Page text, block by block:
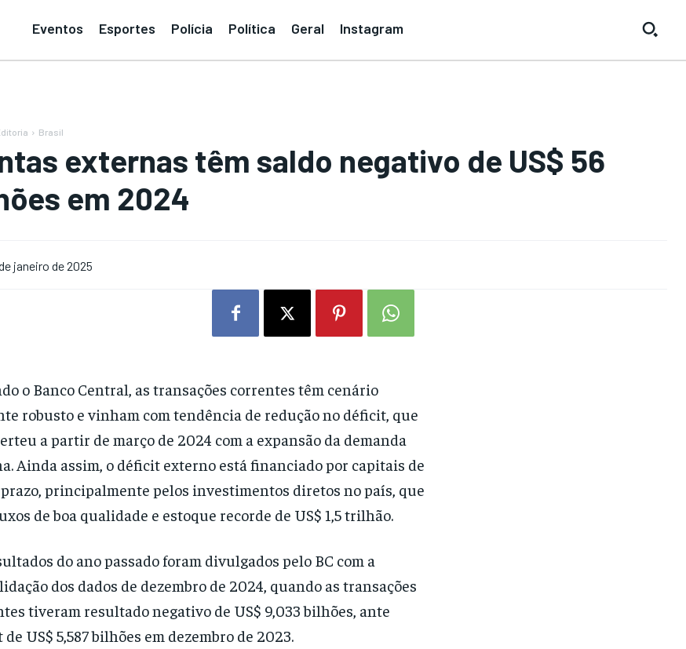
Eventos Esportes Polícia Política Geral Instagram
Brasil
externas têm saldo negativo de US$ 56
em 2024
janeiro de 2025
o Banco Central, as transações correntes têm cenário
robusto e vinham com tendência de redução no déficit, que
a partir de março de 2024 com a expansão da demanda
Ainda assim, o déficit externo está financiado por capitais de
principalmente pelos investimentos diretos no país, que
de boa qualidade e estoque recorde de US$ 1,5 trilhão.
do ano passado foram divulgados pelo BC com a
dos dados de dezembro de 2024, quando as transações
tiveram resultado negativo de US$ 9,033 bilhões, ante
US$ 5,587 bilhões em dezembro de 2023.